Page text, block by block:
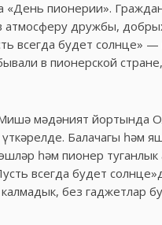
«День пионерии».
атмосферу дружбы,
всегда будет солнце»
в пионерской
мәдәният йортында
үткәрелде. Балачагы һәм
һәм пионер
всегда будет
калмадык, без гаджетлар